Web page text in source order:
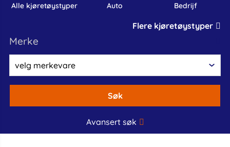
alle kjøretøystyper auto bedrijf
Flere kjøretøystyper
Merke
Søk
Avansert søk